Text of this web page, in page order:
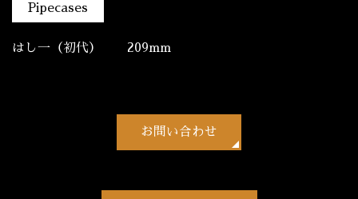
Pipecases
はし一（初代） 209mm
お問い合わせ